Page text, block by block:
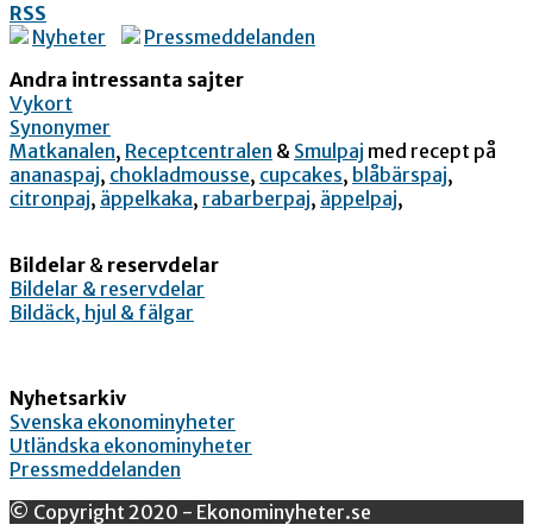
RSS
Nyheter
Pressmeddelanden
Andra intressanta sajter
Vykort
Synonymer
Matkanalen, Receptcentralen & Smulpaj med recept på
ananaspaj, chokladmousse, cupcakes, blåbärspaj,
citronpaj, äppelkaka, rabarberpaj, äppelpaj,
Bildelar & reservdelar
Bildelar & reservdelar
Bildäck, hjul & fälgar
Nyhetsarkiv
Svenska ekonominyheter
Utländska ekonominyheter
Pressmeddelanden
© Copyright 2020 - Ekonominyheter.se